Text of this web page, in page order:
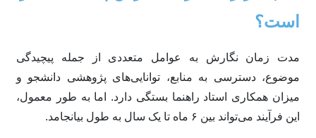
است؟
مدت زمان نگارش به عوامل متعددی از جمله پیچیدگی
موضوع، دسترسی به منابع، توانایی‌های پژوهشی دانشجو و
میزان همکاری استاد راهنما بستگی دارد. اما به طور معمول،
این فرآیند می‌تواند بین ۶ ماه تا یک سال به طول بیانجامد.